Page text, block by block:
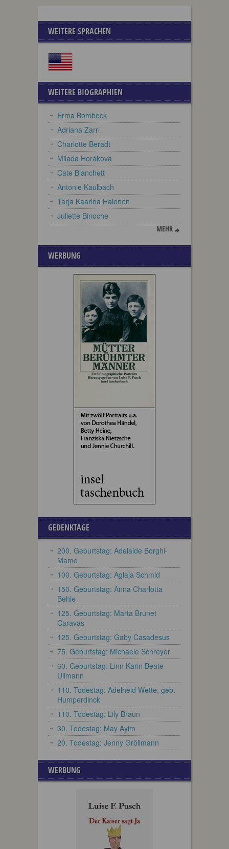
WEITERE SPRACHEN
WEITERE BIOGRAPHIEN
Erma Bombeck
Adriana Zarri
Charlotte Beradt
Milada Horáková
Cate Blanchett
Antonie Kaulbach
Tarja Kaarina Halonen
Juliette Binoche
MEHR
WERBUNG
GEDENKTAGE
200. Geburtstag: Adelaide Borghi-
Mamo
100. Geburtstag: Aglaja Schmid
150. Geburtstag: Anna Charlotta
Behle
125. Geburtstag: Marta Brunet
Caravas
125. Geburtstag: Gaby Casadesus
75. Geburtstag: Michaele Schreyer
60. Geburtstag: Linn Karin Beate
Ullmann
110. Todestag: Adelheid Wette, geb.
Humperdinck
110. Todestag: Lily Braun
30. Todestag: May Ayim
20. Todestag: Jenny Gröllmann
WERBUNG